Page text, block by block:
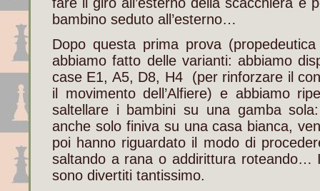
bambino seduto all’esterno…
Dopo questa prima prova
abbiamo fatto delle varianti: abbiamo
case E1, A5, D8, H4 (per rinforzare il
il movimento dell’Alfiere) e abbiamo
saltellare i bambini su una gamba
anche solo finiva su una casa bianca,
poi hanno riguardato il modo di
saltando a rana o addirittura roteando…
sono divertiti tantissimo.